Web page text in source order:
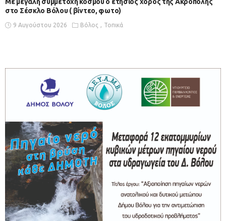
Με μεγάλη συμμετοχή κόσμου ο ετήσιος χορός της Ακρόπολης
στο Σέσκλο Βόλου ( βίντεο, φωτο)
9 Αυγούστου 2026 Βόλος Τοπικά